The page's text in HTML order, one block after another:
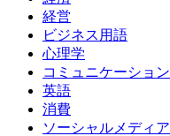
経営
ビジネス用語
心理学
コミュニケーション
英語
消費
ソーシャルメディア